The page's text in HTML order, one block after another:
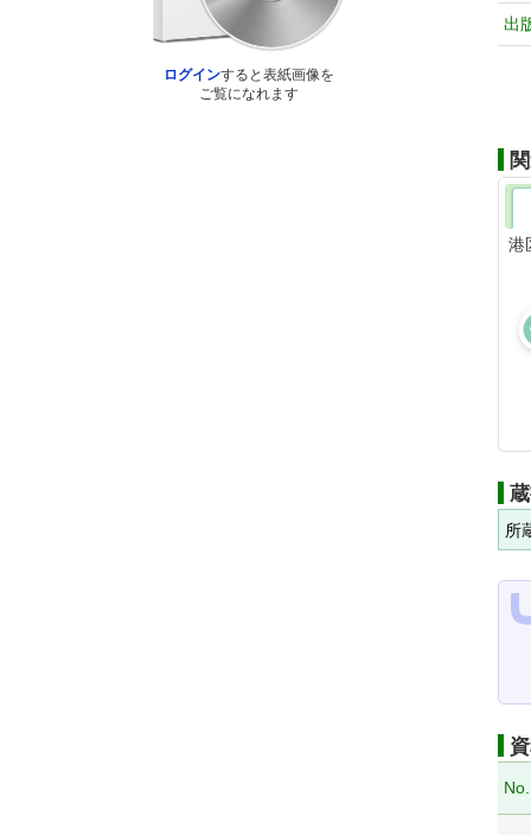
ログインすると表紙画像を
ご覧になれます
出
港
所
No.